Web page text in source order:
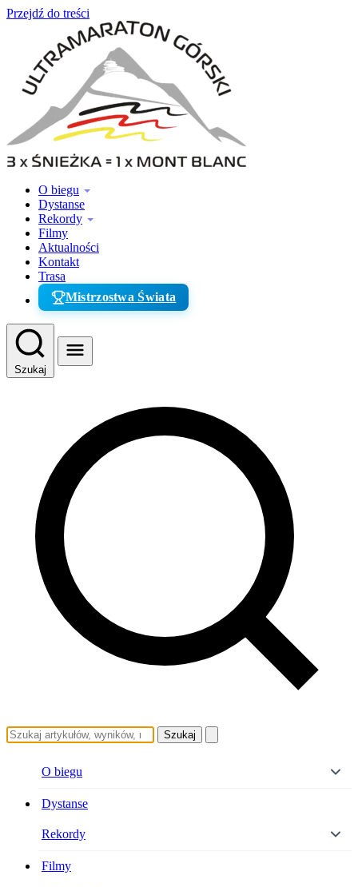
Przejdź do treści
O biegu
Dystanse
Rekordy
Filmy
Aktualności
Kontakt
Trasa
Mistrzostwa Świata
Szukaj
Szukaj
O biegu
Dystanse
Rekordy
Filmy